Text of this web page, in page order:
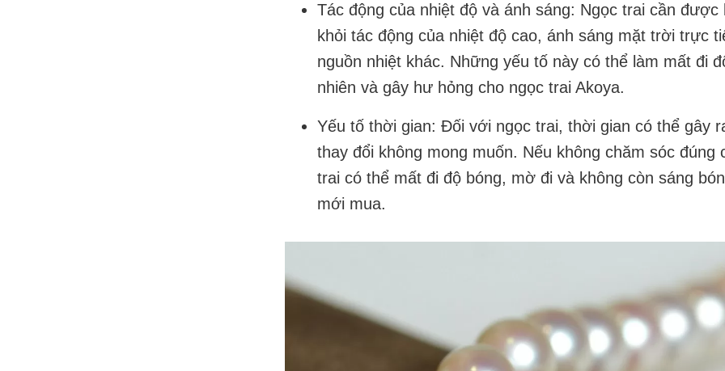
Tác động của nhiệt độ và ánh sáng: Ngọc trai cần được
khỏi tác động của nhiệt độ cao, ánh sáng mặt trời trực
nguồn nhiệt khác. Những yếu tố này có thể làm mất đi
nhiên và gây hư hỏng cho ngọc trai Akoya.
Yếu tố thời gian: Đối với ngọc trai, thời gian có thể gây
thay đổi không mong muốn. Nếu không chăm sóc đúng
trai có thể mất đi độ bóng, mờ đi và không còn sáng
mới mua.